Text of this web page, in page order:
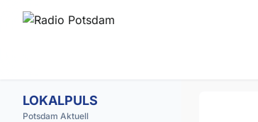
LOKALPULS
Potsdam Aktuell